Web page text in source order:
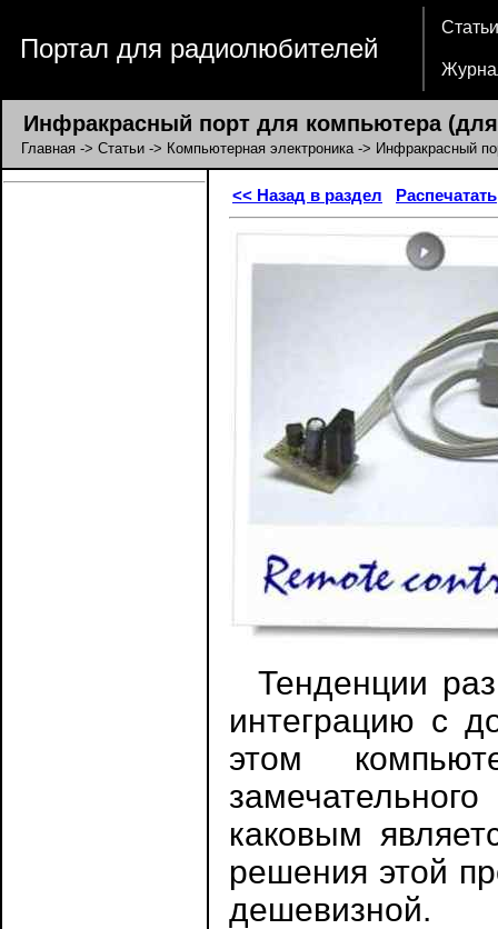
Портал для радиолюбителей
Статьи
Инфракрасный порт для компьютера
Главная -> Статьи -> Компьютерная электроника-> Инфракрасный
<< Назад в раздел Распечатать
Тенденции
интеграцию с
этом
каковым
решения этой
дешевизной.